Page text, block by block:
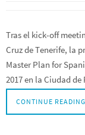
Tras el kick-off
Cruz de Tenerife, la
Master Plan for
2017 en la Ciudad
CONTINUE READING